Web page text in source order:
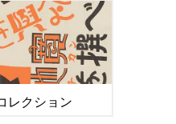
レクション